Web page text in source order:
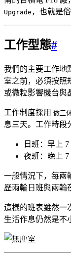
Upgrade ，也就是
工作型態#
我們的主要工作地
室之前，必須按照
或微粒影響機台與
工作制度採用 做三
息三天。工作時段
日班：早上
夜班：晚上
一般情況下，每兩
歷兩輪日班與兩輪
這樣的班表雖然一
生活作息仍然是不